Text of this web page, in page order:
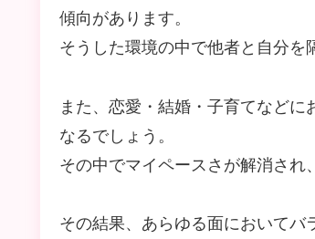
傾向があります。
そうした環境の中で他者と自分を
また、恋愛・結婚・子育てなど
なるでしょう。
その中でマイペースさが解消され
その結果、あらゆる面においてバ